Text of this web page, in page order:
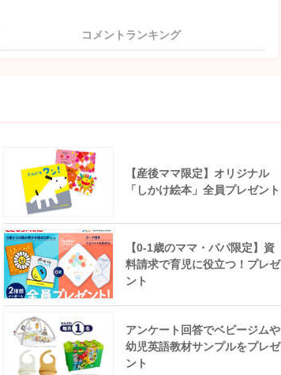
コメントランキング
【産後ママ限定】オリジナル
「しかけ絵本」全員プレゼント
【0-1歳のママ・パパ限定】資
料請求で育児に役立つ！プレゼ
ント
アンケート回答でベビージムや
幼児英語教材サンプルをプレゼ
ント